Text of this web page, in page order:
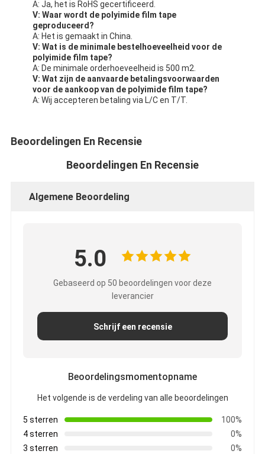
A: Ja, het is RoHS gecertificeerd.
V: Waar wordt de polyimide film tape
geproduceerd?
A: Het is gemaakt in China.
V: Wat is de minimale bestelhoeveelheid voor de
polyimide film tape?
A: De minimale orderhoeveelheid is 500 m2.
V: Wat zijn de aanvaarde betalingsvoorwaarden
voor de aankoop van de polyimide film tape?
A: Wij accepteren betaling via L/C en T/T.
Beoordelingen En Recensie
Beoordelingen En Recensie
Algemene Beoordeling
5.0
Gebaseerd op 50 beoordelingen voor deze
leverancier
Schrijf een recensie
Beoordelingsmomentopname
Het volgende is de verdeling van alle beoordelingen
5 sterren
100%
4 sterren
0%
3 sterren
0%